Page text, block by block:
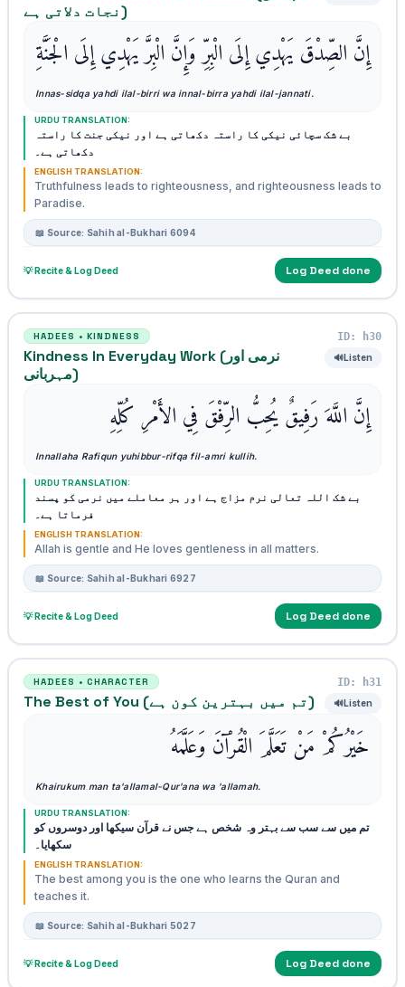
نجات دلاتی ہے)
إِنَّ الصِّدْقَ يَهْدِي إِلَى الْبِرِّ وَإِنَّ الْبِرَّ يَهْدِي إِلَى الْجَنَّةِ
Innas-sidqa yahdi ilal-birri wa innal-birra yahdi ilal-jannati.
URDU TRANSLATION:
بے شک سچائی نیکی کا راستہ دکھاتی ہے اور نیکی جنت کا راستہ
دکھاتی ہے۔
ENGLISH TRANSLATION:
Truthfulness leads to righteousness, and righteousness leads to
Paradise.
📖 Source: Sahih al-Bukhari 6094
💡 Recite & Log Deed Log Deed done
HADEES • KINDNESS ID: h30
Kindness In Everyday Work (نرمی اور
مہربانی)
🔊Listen
إِنَّ اللَّهَ رَفِيقٌ يُحِبُّ الرِّفْقَ فِي الأَمْرِ كُلِّهِ
Innallaha Rafiqun yuhibbur-rifqa fil-amri kullih.
URDU TRANSLATION:
بے شک اللہ تعالی نرم مزاج ہے اور ہر معاملے میں نرمی کو پسند
فرماتا ہے۔
ENGLISH TRANSLATION:
Allah is gentle and He loves gentleness in all matters.
📖 Source: Sahih al-Bukhari 6927
💡 Recite & Log Deed Log Deed done
HADEES • CHARACTER ID: h31
The Best of You (تم میں بہترین کون ہے) 🔊Listen
خَيْرُكُمْ مَنْ تَعَلَّمَ الْقُرْآنَ وَعَلَّمَهُ
Khairukum man ta'allamal-Qur'ana wa 'allamah.
URDU TRANSLATION:
تم میں سے سب سے بہتر وہ شخص ہے جس نے قرآن سیکھا اور دوسروں کو
سکھایا۔
ENGLISH TRANSLATION:
The best among you is the one who learns the Quran and
teaches it.
📖 Source: Sahih al-Bukhari 5027
💡 Recite & Log Deed Log Deed done